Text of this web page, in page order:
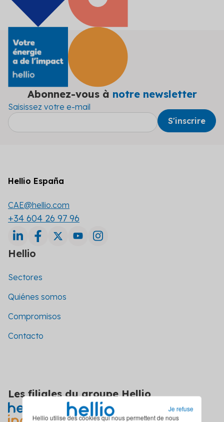
Hellio utilise des cookies qui nous permettent de nous
Je refuse
Abonnez-vous à notre newsletter
Saisissez votre e-mail
Hellio España
CAE@hellio.com
+34 604 26 97 96
Hellio
Sectores
Quiénes somos
Compromisos
Contacto
Les filiales du groupe Hellio